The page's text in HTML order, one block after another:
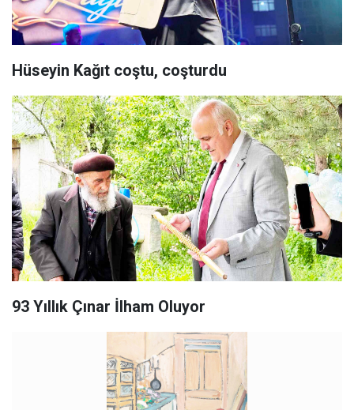
Hüseyin Kağıt coştu, coşturdu
93 Yıllık Çınar İlham Oluyor